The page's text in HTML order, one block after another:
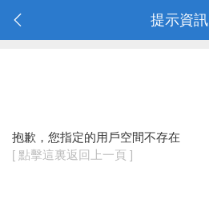
提示資訊
抱歉，您指定的用戶空間不存在
[ 點擊這裏返回上一頁 ]